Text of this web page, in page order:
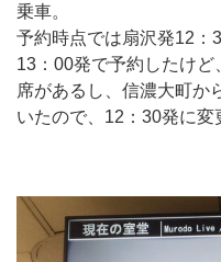
乗車。
予約時点では扇沢発12：
13：00発で予約したけ
席があるし、信濃大町か
いたので、12：30発に変